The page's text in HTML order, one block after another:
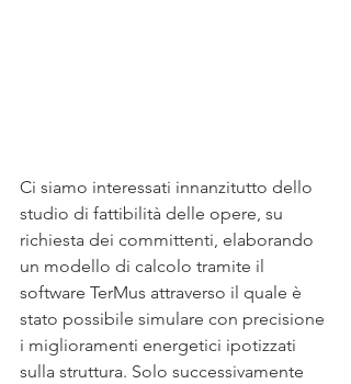
Ci siamo interessati innanzitutto dello
studio di fattibilità delle opere, su
richiesta dei committenti, elaborando
un modello di calcolo tramite il
software TerMus attraverso il quale è
stato possibile simulare con precisione
i miglioramenti energetici ipotizzati
sulla struttura. Solo successivamente